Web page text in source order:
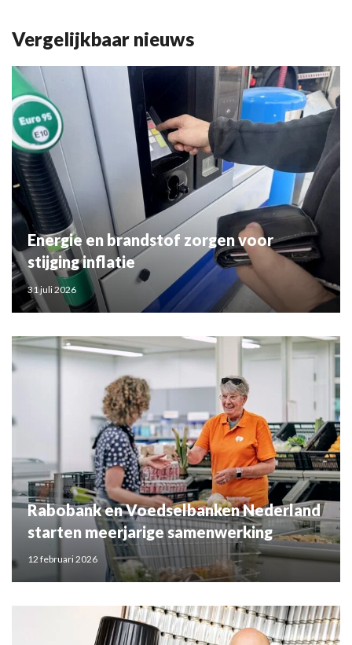
Vergelijkbaar nieuws
Energie en brandstof zorgen voor
stijging inflatie
31 juli 2026
Rabobank en Voedselbanken Nederland
starten meerjarige samenwerking
12 februari 2026